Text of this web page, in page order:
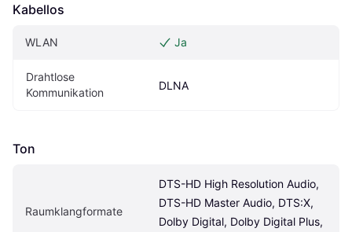
Kabellos
WLAN Ja
Drahtlose
Kommunikation
DLNA
Ton
Raumklangformate
DTS-HD High Resolution Audio,
DTS-HD Master Audio, DTS:X,
Dolby Digital, Dolby Digital Plus,